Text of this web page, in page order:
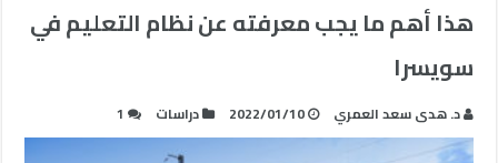
هذا أهم ما يجب معرفته عن نظام التعليم في
سويسرا
د. هدى سعد العمري 2022/01/10 دراسات 1